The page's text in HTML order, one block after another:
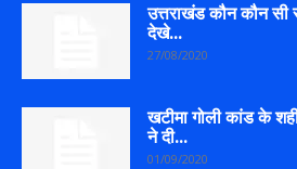
उत्तराखंड कौन कौन
देखे...
27/08/2020
खटीमा गोली कांड के
ने दी...
01/09/2020